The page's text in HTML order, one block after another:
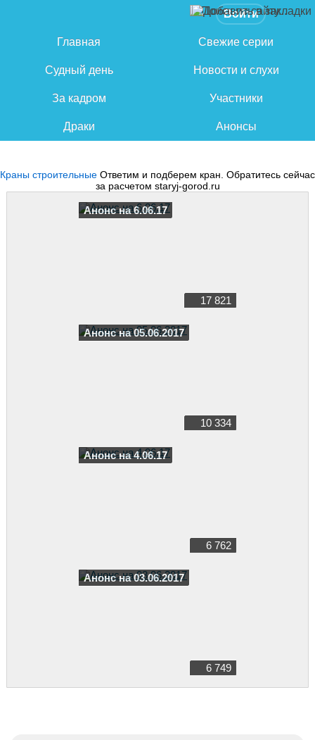
Войти
Главная Свежие серии
Судный день Новости и слухи
За кадром Участники
Драки Анонсы
Краны строительные Ответим и подберем кран. Обратитесь сейчас
за расчетом staryj-gorod.ru
Анонс на 6.06.17
17 821
Анонс на 05.06.2017
10 334
Анонс на 4.06.17
6 762
Анонс на 03.06.2017
6 749